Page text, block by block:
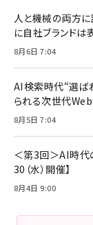
人と機械の両方に
に自社ブランドは
8月6日 7:04
AI検索時代“選ば
られる次世代
8月5日 7:04
＜第3回＞AI時代
30（水）開催】
8月4日 9:00